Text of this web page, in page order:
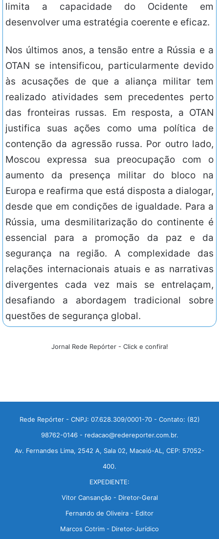
limita a capacidade do Ocidente em
desenvolver uma estratégia coerente e eficaz.
Nos últimos anos, a tensão entre a Rússia e a
OTAN se intensificou, particularmente devido
às acusações de que a aliança militar tem
realizado atividades sem precedentes perto
das fronteiras russas. Em resposta, a OTAN
justifica suas ações como uma política de
contenção da agressão russa. Por outro lado,
Moscou expressa sua preocupação com o
aumento da presença militar do bloco na
Europa e reafirma que está disposta a dialogar,
desde que em condições de igualdade. Para a
Rússia, uma desmilitarização do continente é
essencial para a promoção da paz e da
segurança na região. A complexidade das
relações internacionais atuais e as narrativas
divergentes cada vez mais se entrelaçam,
desafiando a abordagem tradicional sobre
questões de segurança global.
Jornal Rede Repórter - Click e confira!
Rede Repórter - CNPJ: 07.628.309/0001-70 - Contato: (82)
98762-0146 - redacao@redereporter.com.br.
Av. Fernandes Lima, 2542 A, Sala 02, Maceió-AL, CEP: 57052-
400.
EXPEDIENTE:
Vitor Cansanção - Diretor-Geral
Fernando de Oliveira - Editor
Marcos Cotrim - Diretor-Jurídico